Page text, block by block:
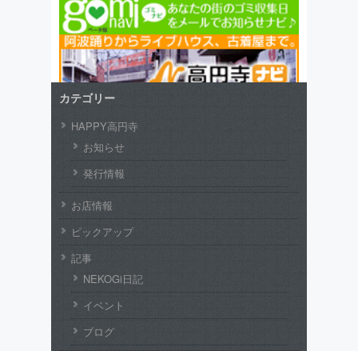
カテゴリー
HAPPY高円寺
お知らせ
発行情報
お店情報
ピックアップ
記事
NEKOGi日記
イベント
ブログ